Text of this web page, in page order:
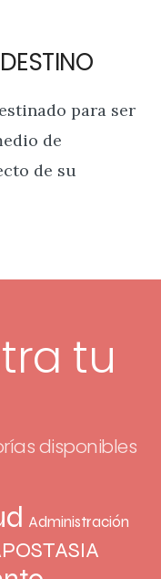
para ser
de
de su
tu
disponibles
Administración